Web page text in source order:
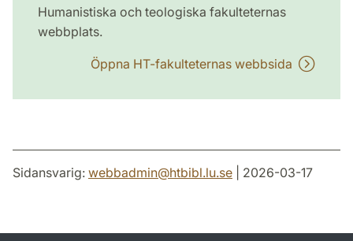
Humanistiska och teologiska fakulteternas
webbplats.
Öppna HT-fakulteternas webbsida
Sidansvarig: webbadmin@htbibl.lu.se | 2026-03-17